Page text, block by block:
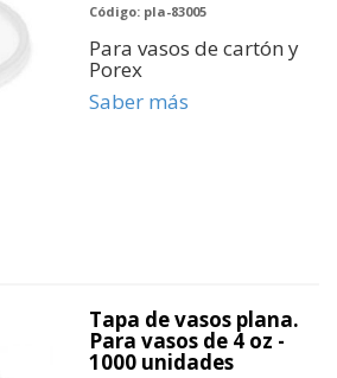
Código: pla-83005
Para vasos de cartón y
Porex
Saber más
Tapa de vasos plana.
Para vasos de 4 oz -
1000 unidades